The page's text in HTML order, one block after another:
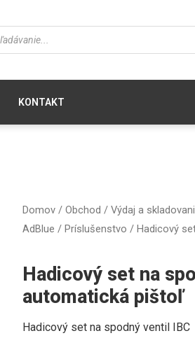
KONTAKT
Domov/ Obchod / Výdaj a
AdBlue / Príslušenstvo / Hadicový
Hadicový set na
automatická pištoľ
Hadicový set na spodný ventil IBC